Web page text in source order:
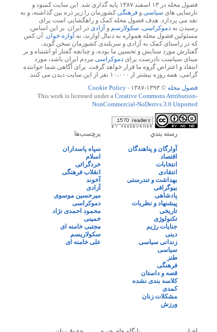
فضول محله در ۱۳ اسفند ۱۳۸۷ پایه گذاری شد. این سایت کمبود و
نارسایی های سیاسی و فرهنگی کشورمان را زیر ذره بین گذاشته، و به
نقد می پردازد. هدف فضول محله کمک و راهگشایی است برای
رسیدن به دموکراسی، سکولارسم و آزادی در ایران. بر این اساس،
مسئولین فضول محله همواره به دنبال آوازند، نه آوازه خوان . آن کس
که در راستای کمک به آزادی و سربلندی کشورمان سخن گوید،
گفتارش مورد ستایش و تحسین ما بوده، و چنانچه گفتار او اشتباه و بر
مبنای سیاست نادرست برای دموکراسی مردم ایران باشد، مورد
انتقاد و اعتراض گروه ما قرار خواهد گرفت. برای آگاهی شما خواننده
گرامی، همه روزه بیشتر از ۱۰،۰۰۰ نفر از این سایت دیدن می کنند.
فضول محله © ۱۳۹۳-۱۳۸۷ -
Cookie Policy
This work is licensed under a Creative Commons Attribution-
NonCommercial-NoDerivs 3.0 Unported
رسته بندي
آوارگان و پناهندگان
اقتصاد
انتخابات
انتقادی
بهداشت و تندرستی
بیوگرافی
پادشاهی
پیشنهاد و نظریات
تاریخی
تکنولوژی
جنایات رژیم
دینی
زندانی سیاسی
سیاسی
طنز
فرهنگی
قصه و داستان
کلاسه بندی نشده
کمدی
مشکلات زنان
ورزش
برچسب‌ها
سپاه پاسداران
اسلام
خردگرائی
انقلاب فرهنگی
آخوند
آزادی
میرحسین موسوی
دموکراسی
محمود احمدی نژاد
خمینی
مجتبی خامنه ای
سکولاریسم
علی خامنه ای